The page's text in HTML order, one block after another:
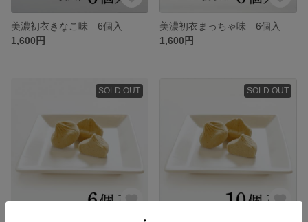
美濃初衣きなこ味 6個入
1,600円
美濃初衣まっちゃ味 6個入
1,600円
SOLD OUT SOLD OUT